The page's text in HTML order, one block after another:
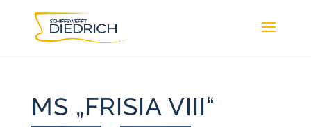
MS „FRISIA VIII“